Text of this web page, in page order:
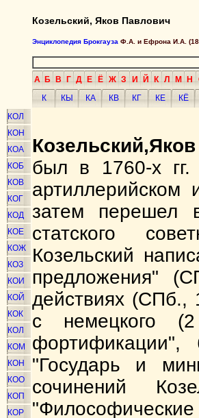
Козельский, Яков Павлович
Энциклопедия Брокгауза Ф.А. и Ефрона И.А.
А Б В Г Д Е Ё Ж З И Й К Л М Н
К
КЫ КА КВ КГ КЕ КЁ
КОЛ
КОН
КОА
КОБ
КОВ
КОГ
КОД
КОЕ
КОЖ
КОЗ
КОИ
КОЙ
КОК
КОЛ
КОМ
КОН
КОО
КОП
КОР
Козельский,Яков
был в 1760-х гг.
артиллерийском
затем перешел
статского
Козельский
предложения"
действиях (СПб.,
с немецкого
"Государь и
сочинений